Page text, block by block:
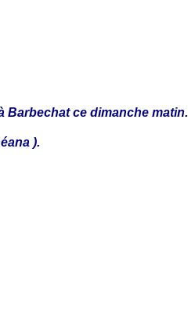
Barbechat ce dimanche matin.
).